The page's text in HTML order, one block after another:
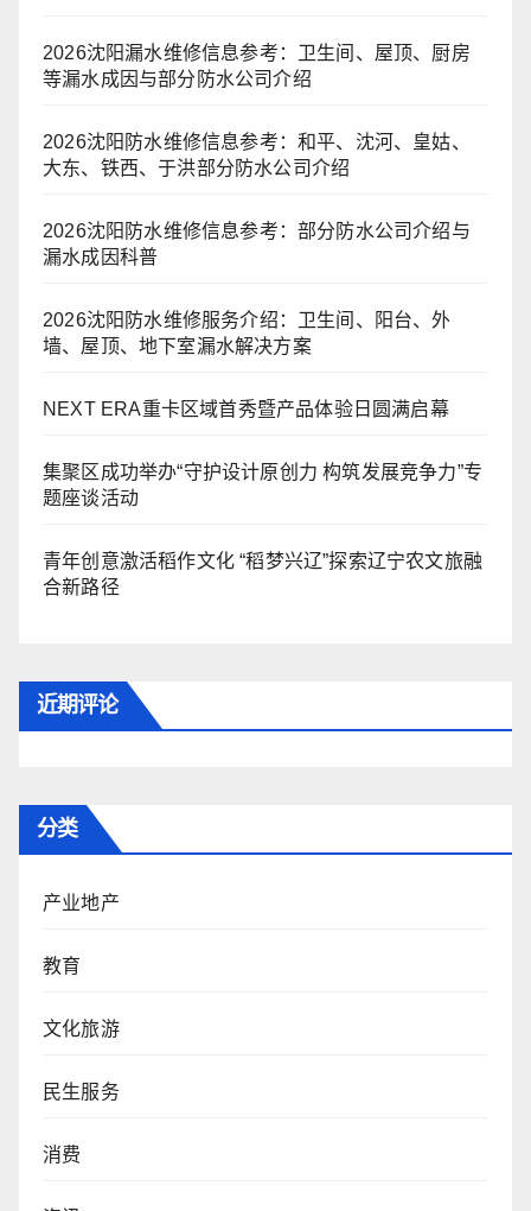
2026沈阳漏水维修信息参考：卫生间、屋顶、厨房
等漏水成因与部分防水公司介绍
2026沈阳防水维修信息参考：和平、沈河、皇姑、
大东、铁西、于洪部分防水公司介绍
2026沈阳防水维修信息参考：部分防水公司介绍与
漏水成因科普
2026沈阳防水维修服务介绍：卫生间、阳台、外
墙、屋顶、地下室漏水解决方案
NEXT ERA重卡区域首秀暨产品体验日圆满启幕
集聚区成功举办“守护设计原创力 构筑发展竞争力”专
题座谈活动
青年创意激活稻作文化 “稻梦兴辽”探索辽宁农文旅融
合新路径
近期评论
分类
产业地产
教育
文化旅游
民生服务
消费